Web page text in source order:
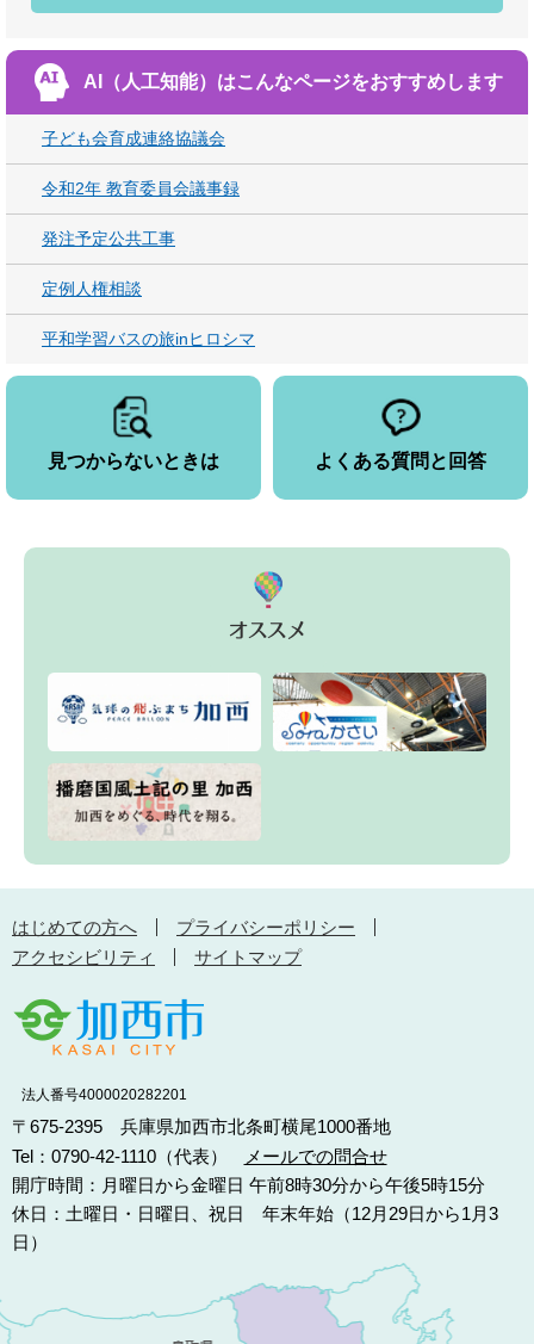
AI（人工知能）はこんなページをおすすめします
子ども会育成連絡協議会
令和2年 教育委員会議事録
発注予定公共工事
定例人権相談
平和学習バスの旅inヒロシマ
見つからないときは よくある質問と回答
はじめての方へ
プライバシーポリシー
アクセシビリティ
サイトマップ
法人番号4000020282201
〒675-2395 兵庫県加西市北条町横尾1000番地
Tel：0790-42-1110（代表）
メールでの問合せ
開庁時間：月曜日から金曜日 午前8時30分から午後5時15分
休日：土曜日・日曜日、祝日 年末年始（12月29日から1月3
日）